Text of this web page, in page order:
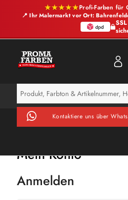
★★★★★Profi-Farben für
📍 Ihr Malermarkt vor Ort:
SSL
Kontaktiere uns über
Mein Konto
Anmelden